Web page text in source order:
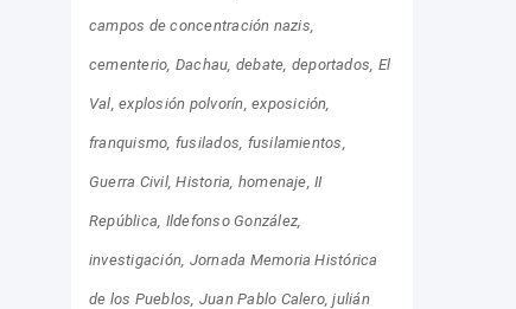
campos de concentración nazis
cementerio Dachau debate deportados El
Val explosión polvorín exposición
franquismo fusilados fusilamientos
Guerra Civil Historia homenaje II
República Ildefonso González
investigación Jornada Memoria Histórica
de los Pueblos Juan Pablo Calero julián